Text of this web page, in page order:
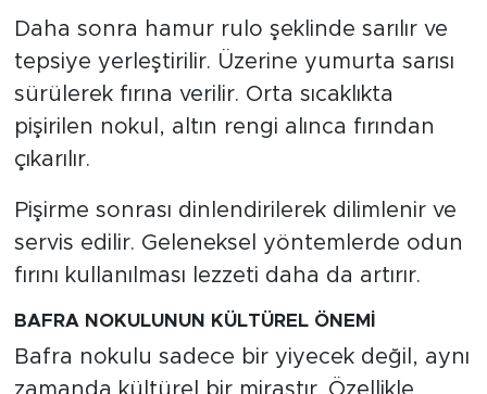
Daha sonra hamur rulo şeklinde sarılır ve
tepsiye yerleştirilir. Üzerine yumurta sarısı
sürülerek fırına verilir. Orta sıcaklıkta
pişirilen nokul, altın rengi alınca fırından
çıkarılır.
Pişirme sonrası dinlendirilerek dilimlenir ve
servis edilir. Geleneksel yöntemlerde odun
fırını kullanılması lezzeti daha da artırır.
BAFRA NOKULUNUN KÜLTÜREL ÖNEMİ
Bafra nokulu sadece bir yiyecek değil, aynı